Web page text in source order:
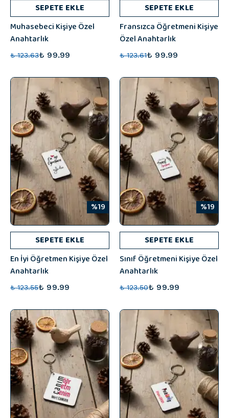
SEPETE EKLE
Muhasebeci Kişiye Özel
Anahtarlık
₺ 123.63₺ 99.99
SEPETE EKLE
Fransızca Öğretmeni Kişiye
Özel Anahtarlık
₺ 123.61₺ 99.99
%19
SEPETE EKLE
En İyi Öğretmen Kişiye Özel
Anahtarlık
₺ 123.55₺ 99.99
%19
SEPETE EKLE
Sınıf Öğretmeni Kişiye Özel
Anahtarlık
₺ 123.50₺ 99.99